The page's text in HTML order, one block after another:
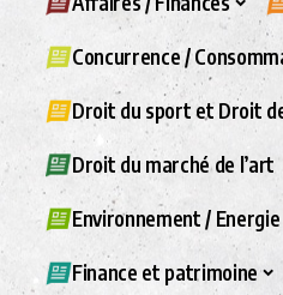
Concurrence /
Droit du sport et Droit
Droit du marché de l’art
Environnement / Energie
Finance et patrimoine